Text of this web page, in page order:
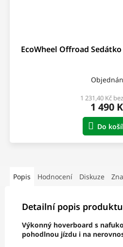
EcoWheel Offroad
1 231,40 Kč
1 490
Do
Popis Hodnocení Diskuze
Detailní popis produktu
Výkonný hoverboard s
pohodlnou jízdu i na